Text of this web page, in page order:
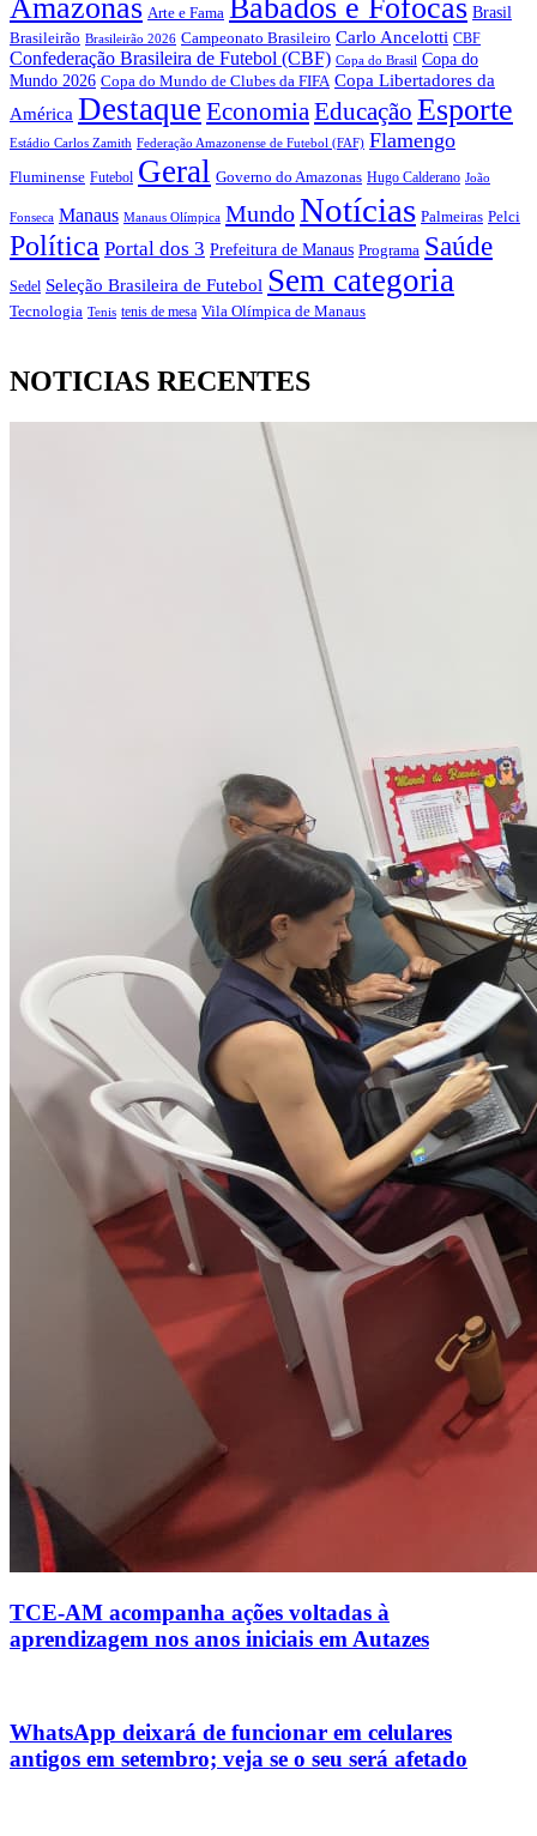
Amazonas Arte e Fama Babados e Fofocas Brasil
Brasileirão Brasileirão 2026 Campeonato Brasileiro Carlo Ancelotti CBF
Confederação Brasileira de Futebol (CBF) Copa do Brasil Copa do
Mundo 2026 Copa do Mundo de Clubes da FIFA Copa Libertadores da
América Destaque Economia Educação Esporte
Estádio Carlos Zamith Federação Amazonense de Futebol (FAF) Flamengo
Fluminense Futebol Geral Governo do Amazonas Hugo Calderano João
Fonseca Manaus Manaus Olímpica MundoNotícias Palmeiras Pelci
Política Portal dos 3 Prefeitura de Manaus Programa Saúde
Sedel Seleção Brasileira de Futebol Sem categoria
Tecnologia Tenis tenis de mesa Vila Olímpica de Manaus
NOTICIAS RECENTES
TCE-AM acompanha ações voltadas à
aprendizagem nos anos iniciais em Autazes
WhatsApp deixará de funcionar em celulares
antigos em setembro; veja se o seu será afetado